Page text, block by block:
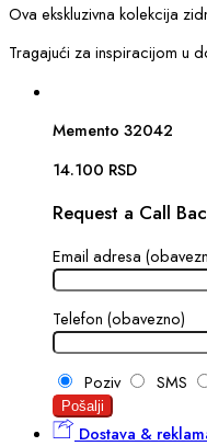
Ova ekskluzivna kolekcija
Tragajući za inspiracijom u
Memento 32042
14.100 RSD
Request a Call
Email adresa
Telefon (obavezno)
Poziv SMS
Dostava &